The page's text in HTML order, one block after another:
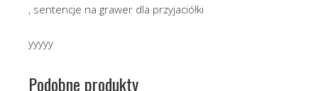
, sentencje na grawer dla przyjaciółki
yyyyy
Podobne produkty